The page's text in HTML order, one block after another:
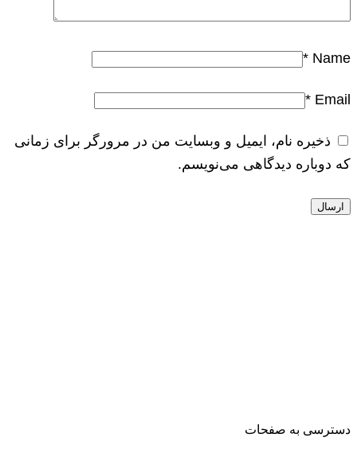
Name
*
Email
*
ذخیره نام، ایمیل و وبسایت من در مرورگر برای زمانی
که دوباره دیدگاهی می‌نویسم.
دسترسی به صفحات